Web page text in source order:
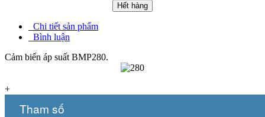
Hết hàng
Chi tiết sản phẩm
Bình luận
Cảm biến áp suất BMP280.
+
Tham số